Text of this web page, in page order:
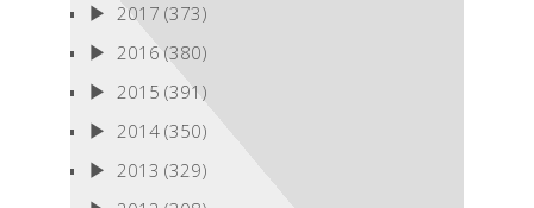
2017 (373)
2016 (380)
2015 (391)
2014 (350)
2013 (329)